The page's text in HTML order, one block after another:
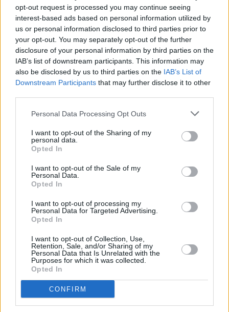
opt-out request is processed you may continue seeing
interest-based ads based on personal information utilized by
us or personal information disclosed to third parties prior to
your opt-out. You may separately opt-out of the further
disclosure of your personal information by third parties on the
IAB’s list of downstream participants. This information may
also be disclosed by us to third parties on the IAB’s List of
Downstream Participants that may further disclose it to other
Personal Data Processing Opt Outs
I want to opt-out of the Sharing of my
personal data.
Opted In
I want to opt-out of the Sale of my
Personal Data.
Opted In
I want to opt-out of processing my
Personal Data for Targeted Advertising.
Opted In
I want to opt-out of Collection, Use,
Retention, Sale, and/or Sharing of my
Personal Data that Is Unrelated with the
Purposes for which it was collected.
Opted In
CONFIRM